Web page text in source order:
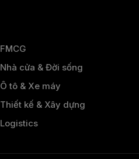
FMCG
Nhà cửa & Đời sống
Ô tô & Xe máy
Thiết kế & Xây dựng
Logistics